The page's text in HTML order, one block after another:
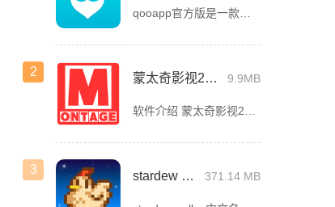
2 蒙太奇影视2025最新版本下载 9.9MB
3 stardew valley手机版 371.14 MB